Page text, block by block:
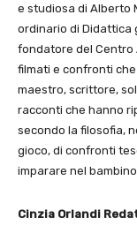
e studiosa di Alberto
ordinario di Didattica
fondatore del Centro
filmati e confronti
maestro, scrittore,
racconti che hanno
secondo la filosofia,
gioco, di confronti
imparare nel
Cinzia Orlandi